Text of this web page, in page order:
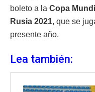
boleto a la Copa
Rusia 2021, que se
presente año.
Lea también: